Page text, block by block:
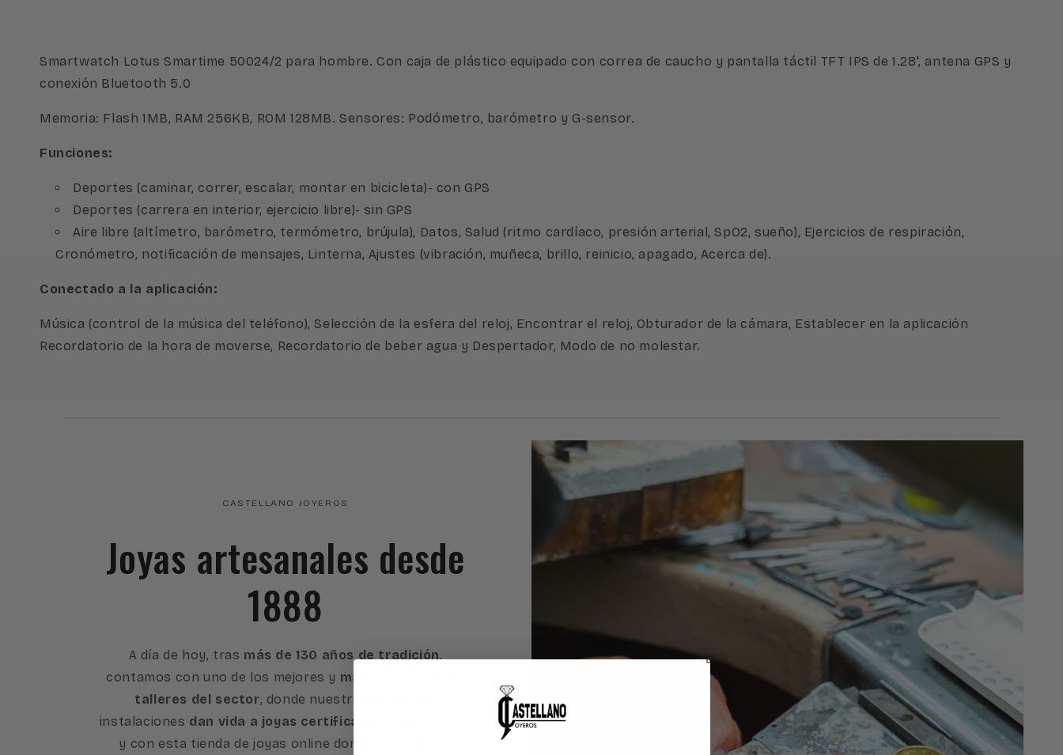
modal
Smartwatch Lotus Smartime 50024/2 para hombre. Con caja de plástico equipado con correa de caucho y pantalla táctil TFT IPS de 1.28', antena GPS y
conexión Bluetooth 5.0
Memoria: Flash 1MB, RAM 256KB, ROM 128MB. Sensores: Podómetro, barómetro y G-sensor.
Funciones:
Deportes (caminar, correr, escalar, montar en bicicleta)- con GPS
Deportes (carrera en interior, ejercicio libre)- sin GPS
Aire libre (altímetro, barómetro, termómetro, brújula), Datos, Salud (ritmo cardíaco, presión arterial, SpO2, sueño), Ejercicios de respiración,
Cronómetro, notificación de mensajes, Linterna, Ajustes (vibración, muñeca, brillo, reinicio, apagado, Acerca de).
Conectado a la aplicación:
Música (control de la música del teléfono), Selección de la esfera del reloj, Encontrar el reloj, Obturador de la cámara, Establecer en la aplicación
Recordatorio de la hora de moverse, Recordatorio de beber agua y Despertador, Modo de no molestar.
CASTELLANO JOYEROS
Joyas artesanales desde
1888
A día de hoy, tras más de 130 años de tradición,
contamos con uno de los mejores y más profesionales
talleres del sector, donde nuestras modernas
instalaciones dan vida a joyas certificadas inigualables
y con esta tienda de joyas online donde ponemos al